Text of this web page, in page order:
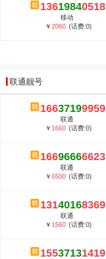
13619840518
移动
￥2060 (话费:0)
联通靓号
16637199959
联通
￥ 1660 (话费:0)
16696666623
联通
￥6500 (话费:0)
13140168369
联通
￥ 1560 (话费:0)
15537131419